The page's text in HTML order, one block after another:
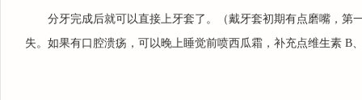
分牙完成后就可以直接上牙套了。（戴牙套初期有点磨嘴，第
失。如果有口腔溃疡，可以晚上睡觉前喷西瓜霜，补充点维生素 B